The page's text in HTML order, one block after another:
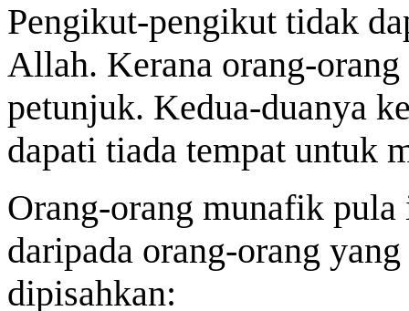
Pengikut-pengikut tidak
Allah. Kerana orang-
petunjuk. Kedua-duanya
dapati tiada tempat untuk
Orang-orang munafik
daripada orang-orang
dipisahkan: